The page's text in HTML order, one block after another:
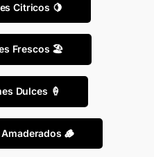
Citricos 🍋
Frescos 🏖️
Dulces 🍦
🪵